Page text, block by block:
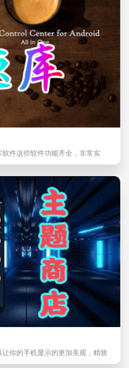
件这些软件功能齐全，非常实
你的手机显示的更加美观，精致